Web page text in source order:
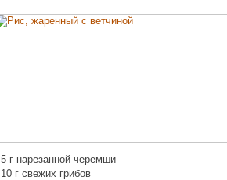
5 г нарезанной черемши
10 г свежих грибов